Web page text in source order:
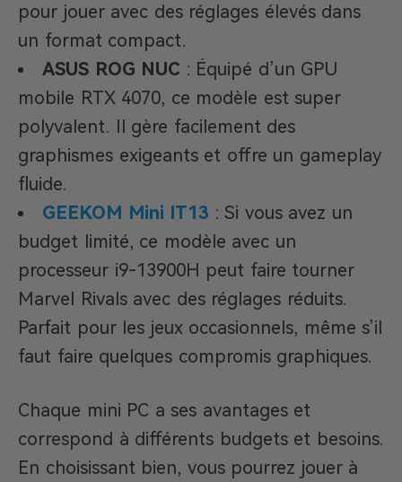
pour jouer avec des réglages élevés dans
un format compact.
ASUS ROG NUC : Équipé d’un GPU
mobile RTX 4070, ce modèle est super
polyvalent. Il gère facilement des
graphismes exigeants et offre un gameplay
fluide.
GEEKOM Mini IT13 : Si vous avez un
budget limité, ce modèle avec un
processeur i9-13900H peut faire tourner
Marvel Rivals avec des réglages réduits.
Parfait pour les jeux occasionnels, même s’il
faut faire quelques compromis graphiques.
Chaque mini PC a ses avantages et
correspond à différents budgets et besoins.
En choisissant bien, vous pourrez jouer à